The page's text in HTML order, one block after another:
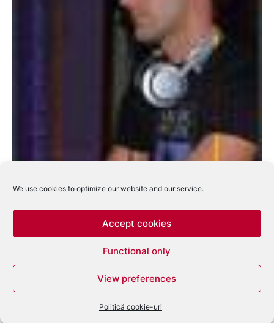
We use cookies to optimize our website and our service.
Accept cookies
Functional only
View preferences
Politică cookie-uri
Olandezul Funkerman vine cu un titlu nou in
2009